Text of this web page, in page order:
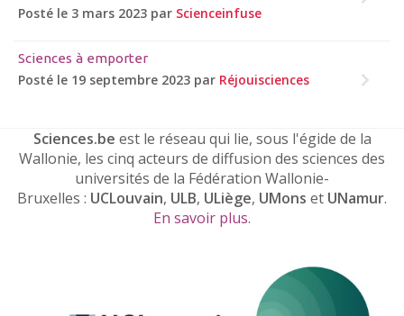
Posté le 3 mars 2023 par Scienceinfuse
Sciences à emporter
Posté le 19 septembre 2023 par Réjouisciences
Sciences.be est le réseau qui lie, sous l'égide de la
Wallonie, les cinq acteurs de diffusion des sciences des
universités de la Fédération Wallonie-
Bruxelles : UCLouvain, ULB, ULiège, UMons et UNamur.
En savoir plus.